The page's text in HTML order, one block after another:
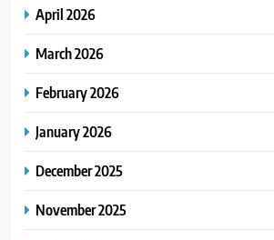
April 2026
March 2026
February 2026
January 2026
December 2025
November 2025